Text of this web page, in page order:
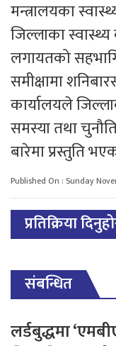
मन्त्रालयका
जिल्लाका
लगायतको
समीक्षामा
कार्यालयले
समस्या तथा
बारेमा प्रस्तुति
Published On : Sunday
प्रतिक्रिया
संबन्धित
लर्डबुद्धमा